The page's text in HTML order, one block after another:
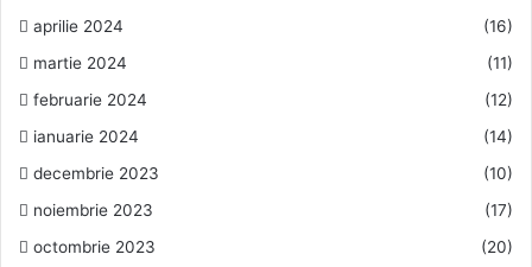
aprilie 2024
(16)
martie 2024
(11)
februarie 2024
(12)
ianuarie 2024
(14)
decembrie 2023
(10)
noiembrie 2023
(17)
octombrie 2023
(20)